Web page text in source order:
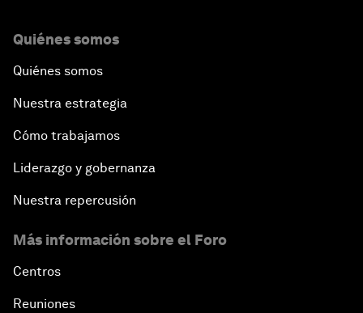
Quiénes somos
Quiénes somos
Nuestra estrategia
Cómo trabajamos
Liderazgo y gobernanza
Nuestra repercusión
Más información sobre el Foro
Centros
Reuniones